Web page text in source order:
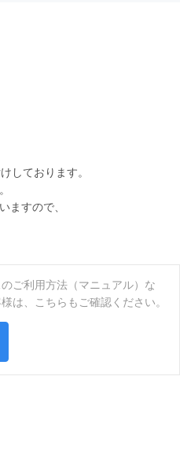
しております。
ますので、
ご利用方法（マニュアル）な
は、こちらもご確認ください。